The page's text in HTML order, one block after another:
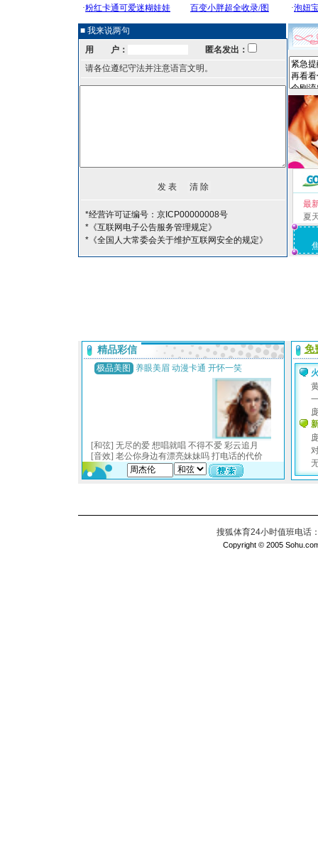
■ 我来说两句
用 户：
匿名发出：
请各位遵纪守法并注意语言文明。
*经营许可证编号：京ICP00000008号
*《互联网电子公告服务管理规定》
*《全国人大常委会关于维护互联网安全的规定》
最
夏
搜狐体育24小时值班电话
Copyright © 2005